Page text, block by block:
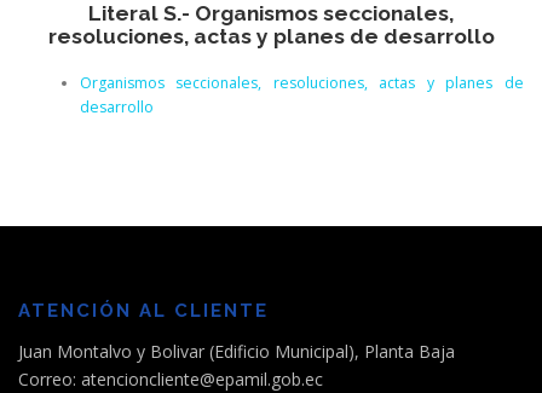
Literal S.- Organismos seccionales,
resoluciones, actas y planes de desarrollo
Organismos seccionales, resoluciones, actas y planes de
desarrollo
ATENCIÓN AL CLIENTE
Juan Montalvo y Bolivar (Edificio Municipal), Planta Baja
Correo: atencioncliente@epamil.gob.ec